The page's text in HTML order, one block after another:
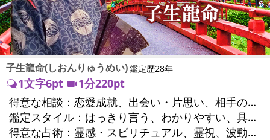
子生龍命(しおんりゅうめい)鑑定歴28年
1文字6pt
1分220pt
得意な相談：
恋愛成就、出会い・片思い、相手の気持ち、相性、縁結び、結婚、男心・女心、二人の今後、複雑な恋愛、三角関係、略奪愛、浮気、不倫、復活愛、復縁、離婚、人間関係、職場の人間関係、対人関係、仕事運、適職、転職、進路、就職、人生全般、経営相談、人事、開業、目標、ビジネスチャンス、ビジネスパートナー、パワーハラスメント、セクシャルハラスメント、家族関係、夫婦関係、家庭問題、夫婦問題、親族問題、育児・子育て、シングルマザー、ドメスティックバイオレンス、心の問題、うつ、トラウマ、ストレス、いじめ、人生相談、霊的問題、健康運、金運、金銭トラブル、ご近所問題、縁切り
鑑定スタイル：
はっきり言う、わかりやすい、具体的、的確、納得感、聞き上手、とても話しやすい、じっくり聞いてくれる、勇気をくれる、前向き・元気になれる
得意な占術：
霊感・スピリチュアル、霊視、波動修正、タロット、オラクルカード、手相、祈祷、祈願、縁結び、除霊、縁切り、ダウジング、ヒーリング、レイキ、カウンセリング、オリジナル占術